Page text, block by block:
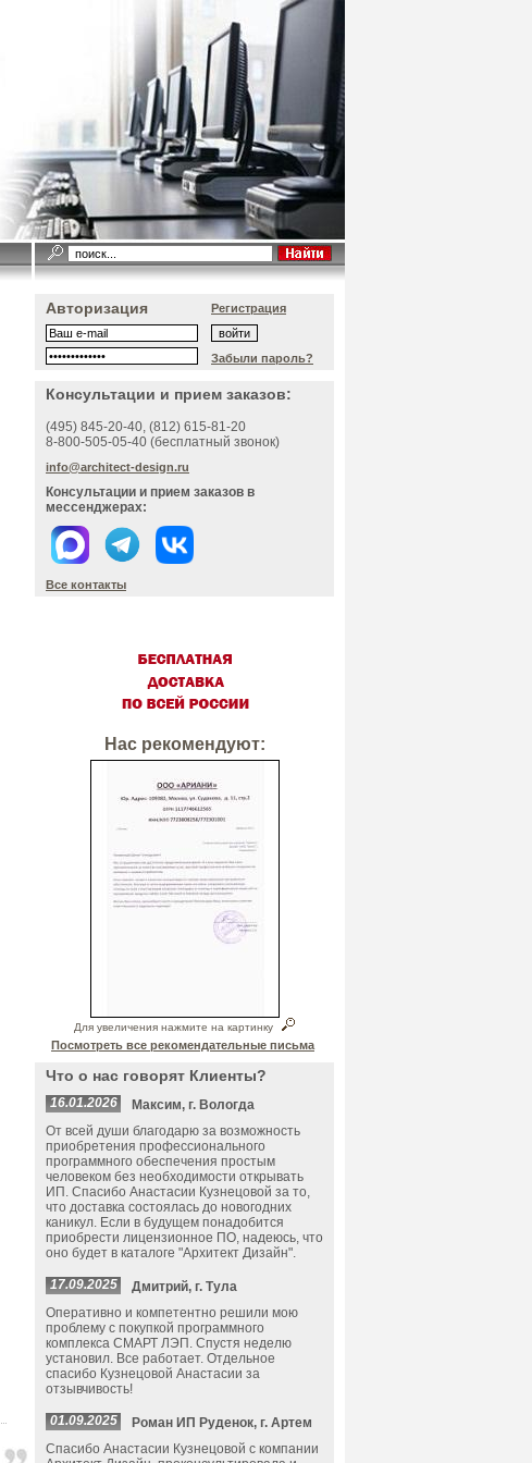
Авторизация Регистрация
Забыли пароль?
Консультации и прием заказов:
(495) 845-20-40, (812) 615-81-20
8-800-505-05-40 (бесплатный звонок)
info@architect-design.ru
Консультации и прием заказов в
мессенджерах:
Все контакты
Нас рекомендуют:
Для увеличения нажмите на картинку
Посмотреть все рекомендательные письма
Что о нас говорят Клиенты?
16.01.2026
Максим, г. Вологда
От всей души благодарю за возможность
приобретения профессионального
программного обеспечения простым
человеком без необходимости открывать
ИП. Спасибо Анастасии Кузнецовой за то,
что доставка состоялась до новогодних
каникул. Если в будущем понадобится
приобрести лицензионное ПО, надеюсь, что
оно будет в каталоге "Архитект Дизайн".
17.09.2025
Дмитрий, г. Тула
Оперативно и компетентно решили мою
проблему с покупкой программного
комплекса СМАРТ ЛЭП. Спустя неделю
установил. Все работает. Отдельное
спасибо Кузнецовой Анастасии за
отзывчивость!
01.09.2025
Роман ИП Руденок, г. Артем
Спасибо Анастасии Кузнецовой с компании